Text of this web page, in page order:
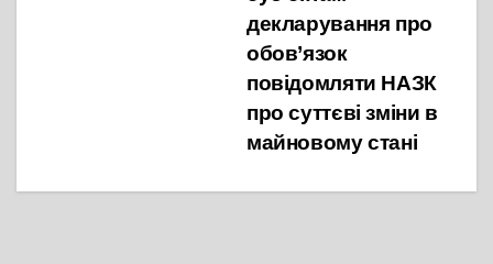
декларування про
обов’язок
повідомляти НАЗК
про суттєві зміни в
майновому стані